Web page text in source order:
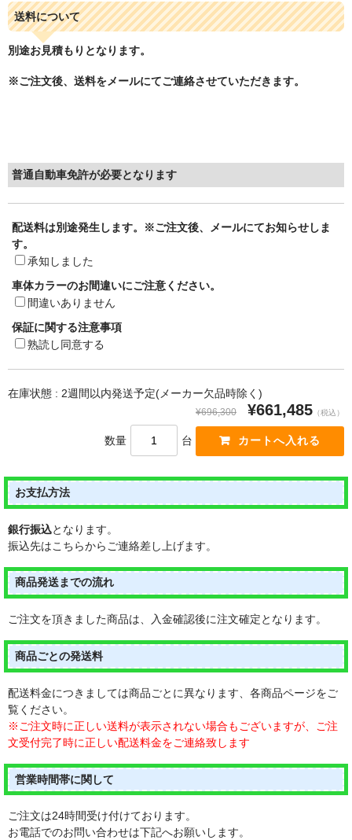
送料について
別途お見積もりとなります。
※ご注文後、送料をメールにてご連絡させていただきます。
普通自動車免許が必要となります
配送料は別途発生します。※ご注文後、メールにてお知らせしま
す。
承知しました
車体カラーのお間違いにご注意ください。
間違いありません
保証に関する注意事項
熟読し同意する
在庫状態 : 2週間以内発送予定(メーカー欠品時除く)
¥696,300 ¥661,485 （税込）
数量 台
お支払方法
銀行振込となります。
振込先はこちらからご連絡差し上げます。
商品発送までの流れ
ご注文を頂きました商品は、入金確認後に注文確定となります。
商品ごとの発送料
配送料金につきましては商品ごとに異なります、各商品ページをご
覧ください。
※ご注文時に正しい送料が表示されない場合もございますが、ご注
文受付完了時に正しい配送料金をご連絡致します
営業時間帯に関して
ご注文は24時間受け付けております。
お電話でのお問い合わせは下記へお願いします。